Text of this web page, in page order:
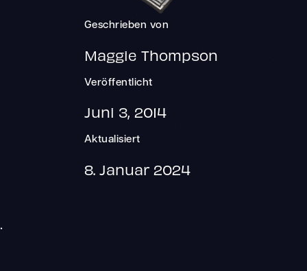
Geschrieben von
Maggie Thompson
Veröffentlicht
Juni 3, 2014
Aktualisiert
8. Januar 2024